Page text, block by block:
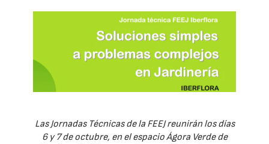
Las Jornadas Técnicas de la FEEJ reunirán los días
6 y 7 de octubre, en el espacio Ágora Verde de